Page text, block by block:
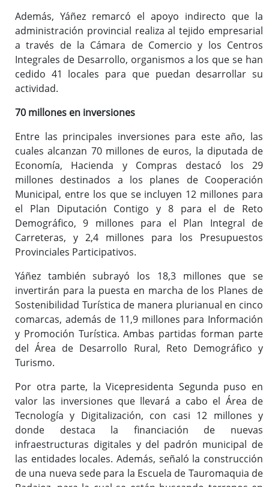
Además, Yáñez remarcó el apoyo indirecto que la
administración provincial realiza al tejido empresarial
a través de la Cámara de Comercio y los Centros
Integrales de Desarrollo, organismos a los que se han
cedido 41 locales para que puedan desarrollar su
actividad.
70 millones en inversiones
Entre las principales inversiones para este año, las
cuales alcanzan 70 millones de euros, la diputada de
Economía, Hacienda y Compras destacó los 29
millones destinados a los planes de Cooperación
Municipal, entre los que se incluyen 12 millones para
el Plan Diputación Contigo y 8 para el de Reto
Demográfico, 9 millones para el Plan Integral de
Carreteras, y 2,4 millones para los Presupuestos
Provinciales Participativos.
Yáñez también subrayó los 18,3 millones que se
invertirán para la puesta en marcha de los Planes de
Sostenibilidad Turística de manera plurianual en cinco
comarcas, además de 11,9 millones para Información
y Promoción Turística. Ambas partidas forman parte
del Área de Desarrollo Rural, Reto Demográfico y
Turismo.
Por otra parte, la Vicepresidenta Segunda puso en
valor las inversiones que llevará a cabo el Área de
Tecnología y Digitalización, con casi 12 millones y
donde destaca la financiación de nuevas
infraestructuras digitales y del padrón municipal de
las entidades locales. Además, señaló la construcción
de una nueva sede para la Escuela de Tauromaquia de